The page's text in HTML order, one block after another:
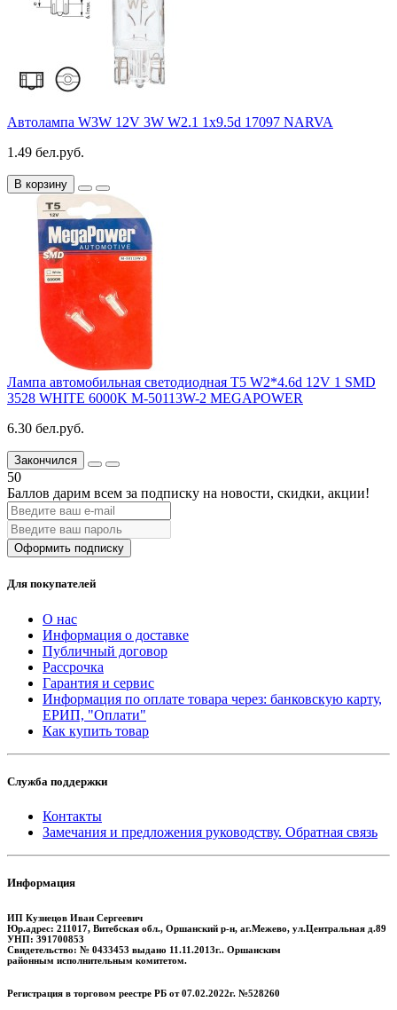
Автолампа W3W 12V 3W W2.1 1x9.5d 17097 NARVA
1.49 бел.руб.
В корзину
Лампа автомобильная светодиодная T5 W2*4.6d 12V 1 SMD
3528 WHITE 6000K M-50113W-2 MEGAPOWER
6.30 бел.руб.
Закончился
50
Баллов дарим всем за подписку на новости, скидки, акции!
Оформить подписку
Для покупателей
О нас
Информация о доставке
Публичный договор
Рассрочка
Гарантия и сервис
Информация по оплате товара через: банковскую карту,
ЕРИП, "Оплати"
Как купить товар
Служба поддержки
Контакты
Замечания и предложения руководству. Обратная связь
Информация
ИП Кузнецов Иван Сергеевич
Юр.адрес: 211017, Витебская обл., Оршанский р-н, аг.Межево, ул.Центральная д.89
УНП: 391700853
Свидетельство: № 0433453 выдано 11.11.2013г.. Оршанским
районным исполнительным комитетом.
Регистрация в торговом реестре РБ от 07.02.2022г. №528260